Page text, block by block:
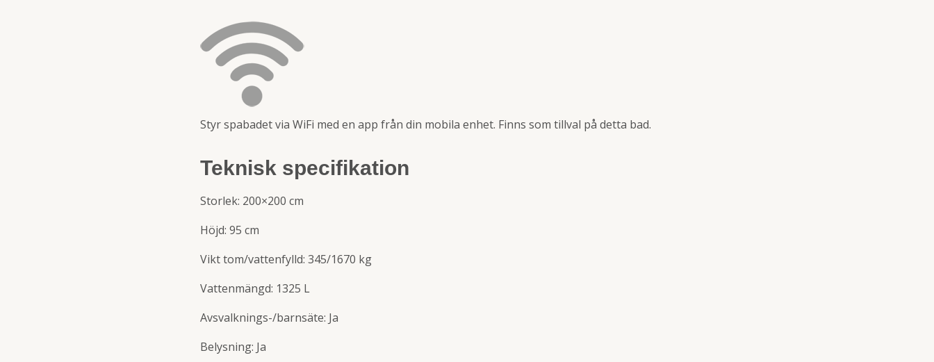
Styr spabadet via WiFi med en app från din mobila enhet. Finns som tillval på detta bad.
Teknisk specifikation
Storlek: 200×200 cm
Höjd: 95 cm
Vikt tom/vattenfylld: 345/1670 kg
Vattenmängd: 1325 L
Avsvalknings-/barnsäte: Ja
Belysning: Ja